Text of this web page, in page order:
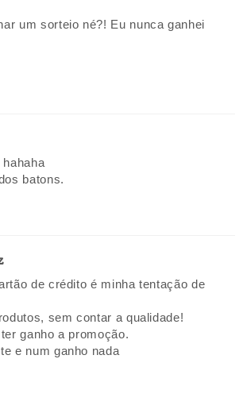
um sorteio né?! Eu nunca ganhei
batons.
de crédito é minha tentação de
sem contar a qualidade!
ganho a promoção.
e num ganho nada